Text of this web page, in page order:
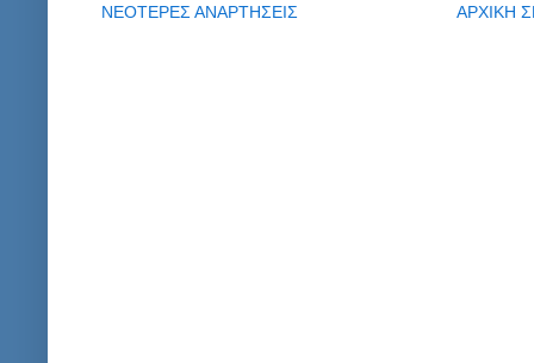
ΝΕΟΤΕΡΕΣ ΑΝΑΡΤΗΣΕΙΣ ΑΡΧΙΚΗ